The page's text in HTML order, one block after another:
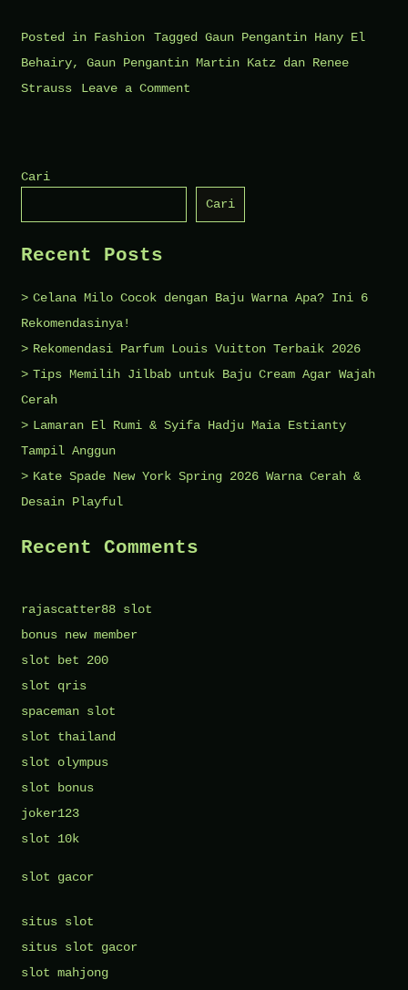
Posted in Fashion Tagged Gaun Pengantin Hany El
Behairy, Gaun Pengantin Martin Katz dan Renee
Strauss
Leave a Comment
Termahal
Menikah
Cari
Cari
Recent Posts
Celana Milo Cocok dengan Baju Warna Apa? Ini 6
Rekomendasinya!
Rekomendasi Parfum Louis Vuitton Terbaik 2026
Tips Memilih Jilbab untuk Baju Cream Agar Wajah
Cerah
Lamaran El Rumi & Syifa Hadju Maia Estianty
Tampil Anggun
Kate Spade New York Spring 2026 Warna Cerah &
Desain Playful
Recent Comments
rajascatter88 slot
bonus new member
slot bet 200
slot qris
spaceman slot
slot thailand
slot olympus
slot bonus
joker123
slot 10k
slot gacor
situs slot
situs slot gacor
slot mahjong